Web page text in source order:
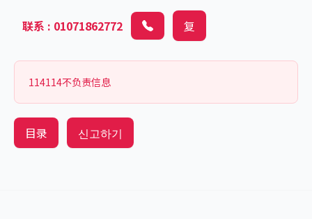
联系 : 01071862772 复
114114不负责信息
目录 신고하기